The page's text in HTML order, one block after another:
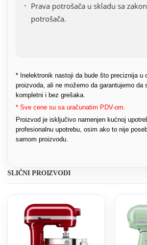
Prava potrošača u skladu sa
potrošača.
* Inelektronik nastoji da bude što preciznija u
proizvoda, ali ne možemo da garantujemo da
kompletni i bez grešaka.
* Sve cene su sa uračunatim PDV-om.
Proizvod je isključivo namenjen kućnoj
profesionalnu upotrebu, osim ako to nije
samom proizvodu.
SLIČNI PROIZVODI